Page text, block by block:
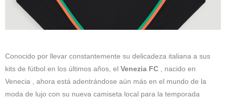
Conocido por llevar constantemente su delicadeza italiana a sus
kits de fútbol en los últimos años, el Venezia FC , nacido en
Venecia , ahora está adentrándose aún más en el mundo de la
moda de lujo con su nueva camiseta local para la temporada